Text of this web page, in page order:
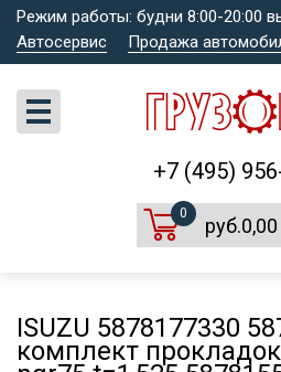
Режим работы: будни 8:00-20:00
Автосервис
Продажа
+7 (495)
0
руб.0,00
ISUZU 5878177330
комплект